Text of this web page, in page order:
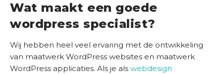
Wat maakt een goede
wordpress specialist?
Wij hebben heel veel ervaring met de ontwikkeling
van maatwerk WordPress websites en maatwerk
WordPress applicaties. Als je als webdesign